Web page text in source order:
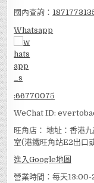
國內查詢：
Whatsapp
:66770075
WeChat ID:
旺角店： 地址：香港
室(港鐵旺角站E2出口
進入Google地圖
營業時間：每天